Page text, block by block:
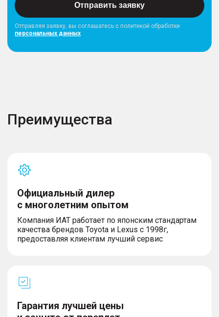
Отправить заявку
Отправляя заявку, вы соглашатесь с политикой обработки
персональных данных
Преимущества
Официальный дилер
с многолетним опытом
Компания ИАТ работает по японским стандартам
качества брендов Toyota и Lexus с 1998г,
предоставляя клиентам лучший сервис
Гарантия лучшей цены